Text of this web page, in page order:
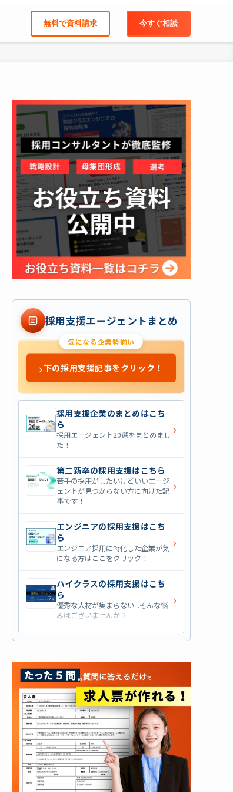
無料で資料請求 今すぐ相談
採用支援エージェントまとめ
気になる企業勢揃い
›下の採用支援記事をクリック！
採用支援企業のまとめはこち
ら
採用エージェント20選をまとめまし
た！
›
第二新卒の採用支援はこちら
若手の採用がしたいけどいいエージ
ェントが見つからない方に向けた記
事です！
›
エンジニアの採用支援はこち
ら
エンジニア採用に特化した企業が気
になる方はここをクリック！
›
ハイクラスの採用支援はこち
ら
優秀な人材が集まらない...そんな悩
みはございませんか？
›
営業職の採用支援はこちら
した企業を七つ集めました！
外資系の採用支援はこちら
外資系企業の採用支援を行っている
会社はこちらから！
›